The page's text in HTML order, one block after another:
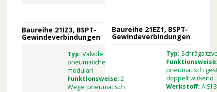
Baureihe 21IZ3, BSPT-
Gewindeverbindungen
Typ: Valvole
pneumatiche
modulari
Funktionsweise: 2
Wege, pneumatisch
Baureihe 21EZ1, BSPT-
Gewindeverbindungen
Typ:
pneumatisch
doppelt wirkend
Werkstoff: AISI